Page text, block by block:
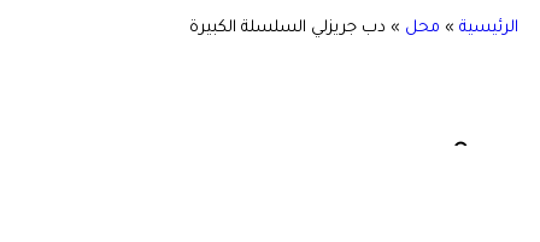
الرئيسية » محل » دب جريزلي السلسلة الكبيرة